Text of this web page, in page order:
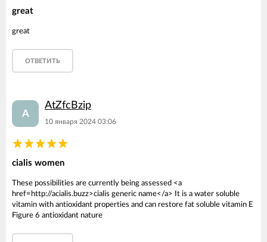
great
great
ОТВЕТИТЬ
A
AtZfcBzip
10 января 2024 03:06
cialis women
These possibilities are currently being assessed <a
href=http://acialis.buzz>cialis generic name</a> It is a water soluble
vitamin with antioxidant properties and can restore fat soluble vitamin E
Figure 6 antioxidant nature